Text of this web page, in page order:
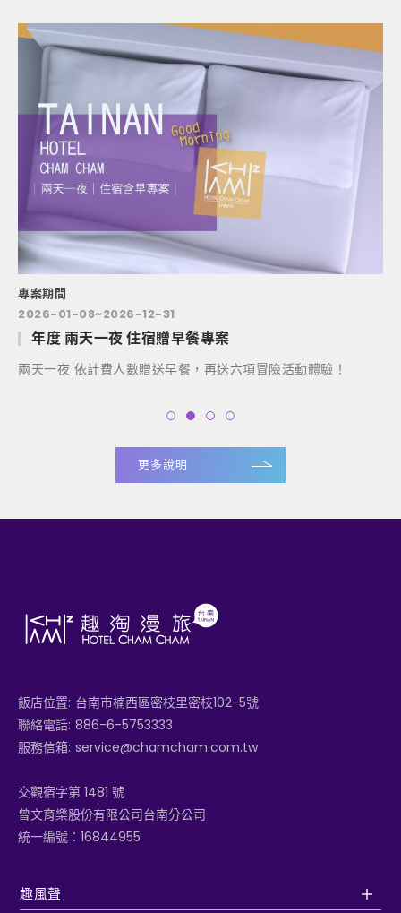
專案期間
2026-01-08~2026-12-31
年度 兩天一夜 住宿贈早餐專案
兩天一夜 依計費人數贈送早餐，再送六項冒險活動體驗！
更多說明
趣風聲
飯店位置: 台南市楠西區密枝里密枝102-5號
聯絡電話: 886-6-5753333
服務信箱: service@chamcham.com.tw
交觀宿字第 1481 號
曾文育樂股份有限公司台南分公司
統一編號：16844955